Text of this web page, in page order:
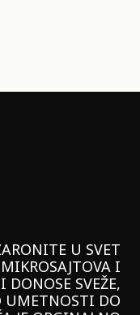
U SVET
I
DONOSE SVEŽE,
UMETNOSTI DO